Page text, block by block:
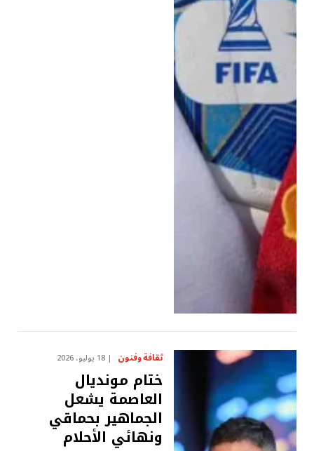
ثقافة وفنون 18 يوليو، 2026
ختام مونديال
العاصمة يشعل
الجماهير بحماقي
ونهائي الأحلام